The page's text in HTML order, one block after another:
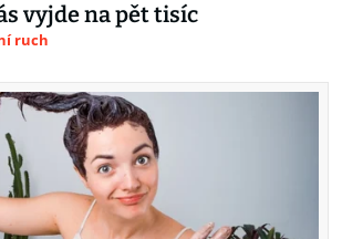
vyjde na pět tisíc
ruch